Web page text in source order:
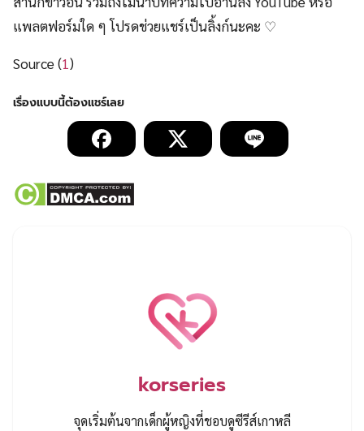
แพลตฟอร์มใด ๆ โปรดช่วยแชร์เป็นลิ้งก์นะคะ ♡
Source (1)
korseries
จุดเริ่มต้นจากเด็กผู้หญิงที่ชอบดูซีรีส์เกาหลี